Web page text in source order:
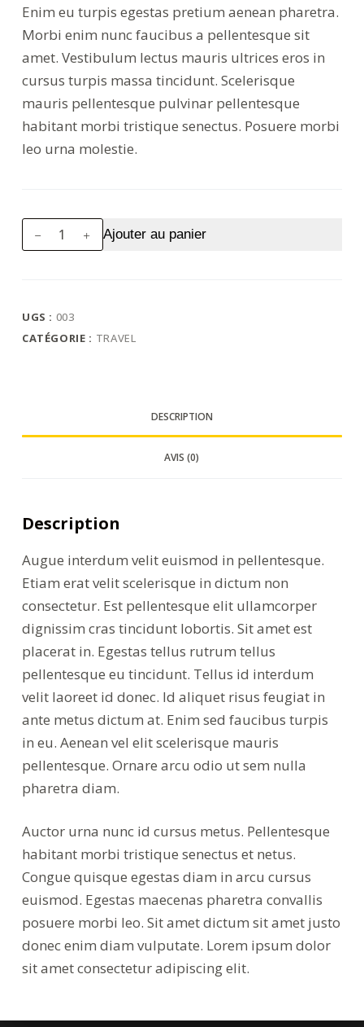
Enim eu turpis egestas pretium aenean pharetra.
Morbi enim nunc faucibus a pellentesque sit
amet. Vestibulum lectus mauris ultrices eros in
cursus turpis massa tincidunt. Scelerisque
mauris pellentesque pulvinar pellentesque
habitant morbi tristique senectus. Posuere morbi
leo urna molestie.
quantité
de
utsem
nullapharetra
Ajouter au panier
UGS : 003
CATÉGORIE : TRAVEL
DESCRIPTION
AVIS (0)
Description
Augue interdum velit euismod in pellentesque.
Etiam erat velit scelerisque in dictum non
consectetur. Est pellentesque elit ullamcorper
dignissim cras tincidunt lobortis. Sit amet est
placerat in. Egestas tellus rutrum tellus
pellentesque eu tincidunt. Tellus id interdum
velit laoreet id donec. Id aliquet risus feugiat in
ante metus dictum at. Enim sed faucibus turpis
in eu. Aenean vel elit scelerisque mauris
pellentesque. Ornare arcu odio ut sem nulla
pharetra diam.
Auctor urna nunc id cursus metus. Pellentesque
habitant morbi tristique senectus et netus.
Congue quisque egestas diam in arcu cursus
euismod. Egestas maecenas pharetra convallis
posuere morbi leo. Sit amet dictum sit amet justo
donec enim diam vulputate. Lorem ipsum dolor
sit amet consectetur adipiscing elit.